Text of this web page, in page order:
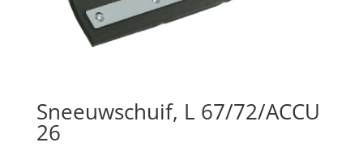
Sneeuwschuif, L 67/72/ACCU
26